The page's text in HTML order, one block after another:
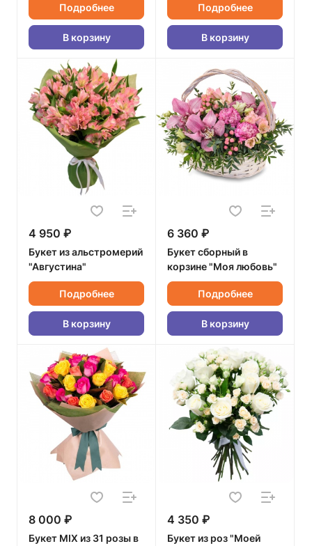
Подробнее
В корзину
Подробнее
В корзину
4 950 ₽
Букет из альстромерий
"Августина"
Подробнее
В корзину
6 360 ₽
Букет сборный в
корзине "Моя любовь"
Подробнее
В корзину
8 000 ₽
Букет MIX из 31 розы в
4 350 ₽
Букет из роз "Моей